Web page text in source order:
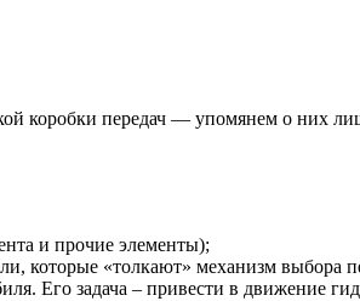
коробки передач — упомянем о них
и прочие элементы);
которые «толкают» механизм выбора
Его задача – привести в движение